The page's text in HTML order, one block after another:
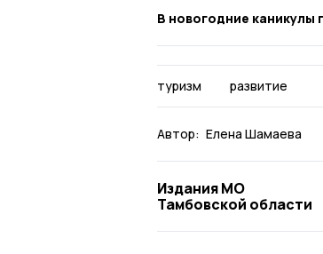
В новогодние каникулы
туризм развитие
Автор: Елена Шамаева
Издания МО
Тамбовской области